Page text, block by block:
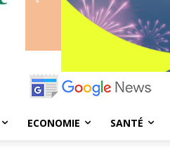
ECONOMIE SANTÉ